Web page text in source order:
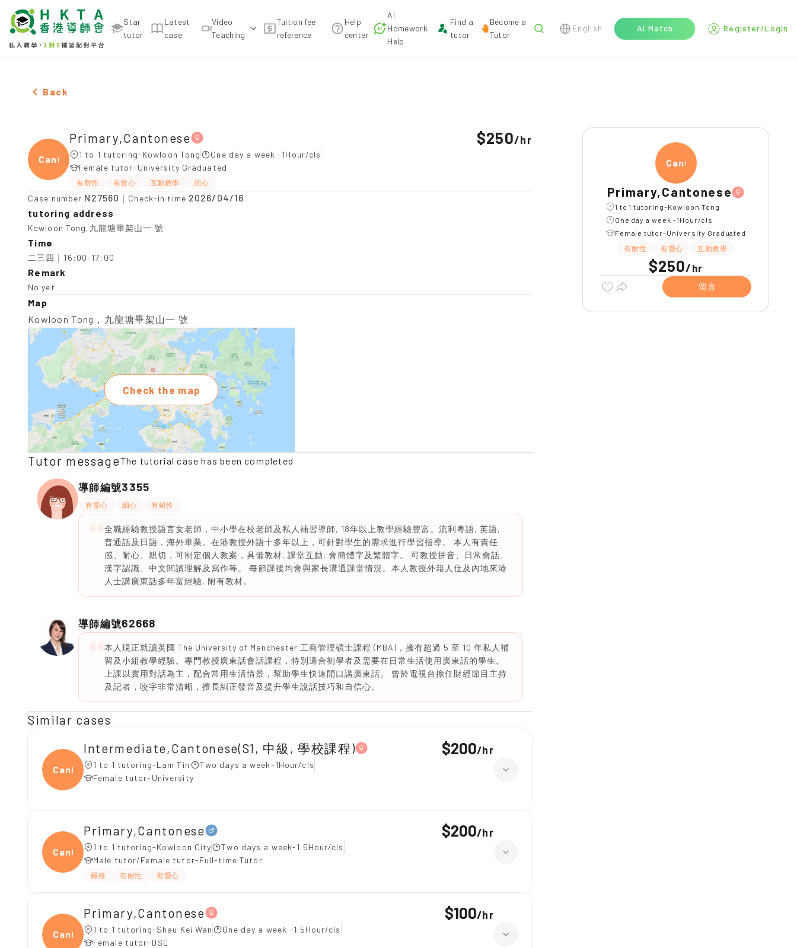
Star
tutor
Latest
case
Video
Teaching
Tuition fee
reference
Help
center
AI
Homework
Help
Find a
tutor
Become a
Tutor
English AI Match Register/Login
Female Primary,Cantonese，Kowloon Tong Tuition recommendation
Back
Canto
Primary,Cantonese
1 to 1 tutoring-Kowloon Tong
One day a week -1Hour/cls
Female tutor-University Graduated
有耐性 有愛心 互動教學 細心
$250/hr
Case number N27560 ｜Check-in time 2026/04/16
tutoring address
Kowloon Tong,九龍塘畢架山一 號
Time
二三四｜16:00-17:00
Remark
No yet
Map
Kowloon Tong，九龍塘畢架山一 號
Check the map
Tutor messageThe tutorial case has been completed
導師編號3355
有愛心 細心 有耐性
全職經驗教授語言女老師，中小學在校老師及私人補習導師, 18年以上教學經驗豐富。流利粵語, 英語,
普通話及日語，海外畢業。在港教授外語十多年以上，可針對學生的需求進行學習指導。 本人有責任
感、耐心、親切，可制定個人教案，具備教材, 課堂互動, 會簡體字及繁體字。 可教授拼音、日常會話、
漢字認識、中文閱讀理解及寫作等。 每節課後均會與家長溝通課堂情況。本人教授外籍人仕及內地來港
人士講廣東話多年富經驗, 附有教材。
導師編號62668
本人現正就讀英國 The University of Manchester 工商管理碩士課程 (MBA)，擁有超過 5 至 10 年私人補
習及小組教學經驗。專門教授廣東話會話課程，特別適合初學者及需要在日常生活使用廣東話的學生。
上課以實用對話為主，配合常用生活情景，幫助學生快速開口講廣東話。 曾於電視台擔任財經節目主持
及記者，咬字非常清晰，擅長糾正發音及提升學生說話技巧和自信心。
Similar cases
Canto
Intermediate,Cantonese(S1, 中級, 學校課程)
1 to 1 tutoring-Lam Tin
Two days a week-1Hour/cls
Female tutor-University
$200/hr
Canto
Primary,Cantonese
1 to 1 tutoring-Kowloon City
Two days a week-1.5Hour/cls
Male tutor/Female tutor-Full-time Tutor
嚴格 有耐性 有愛心
$200/hr
Canto
Primary,Cantonese
1 to 1 tutoring-Shau Kei Wan
One day a week -1.5Hour/cls
Female tutor-DSE
$100/hr
Canto
Primary,Cantonese
1 to 1 tutoring-Kowloon Tong
One day a week -1Hour/cls
Female tutor-University Graduated
有耐性
有愛心 互動教學
$250/ hr
留言